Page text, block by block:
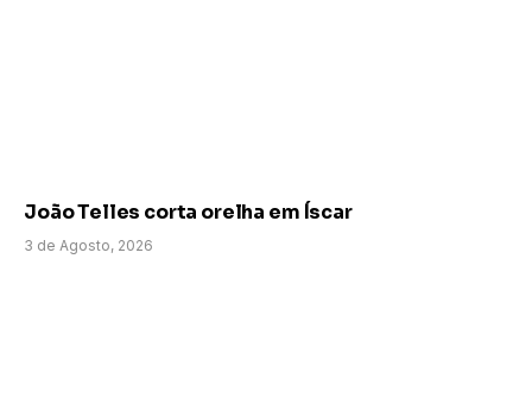
João Telles corta orelha em Íscar
3 de Agosto, 2026